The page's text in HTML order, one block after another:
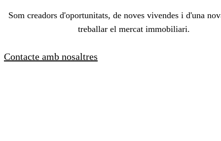
Som creadors d'oportunitats, de noves vivendes i d'una
treballar el mercat immobiliari.
Contacte amb nosaltres